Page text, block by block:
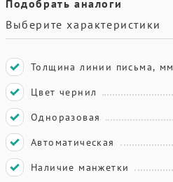
Подобрать аналоги
Выберите характеристики
Толщина линии письма, мм
Цвет чернил
Одноразовая
Автоматическая
Наличие манжетки